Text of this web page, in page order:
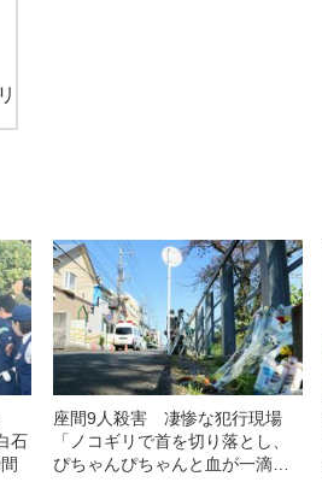
石
座間9人殺害 凄惨な犯行現場
「ノコギリで首を切り落とし、
ぴちゃんぴちゃんと血が一滴ず